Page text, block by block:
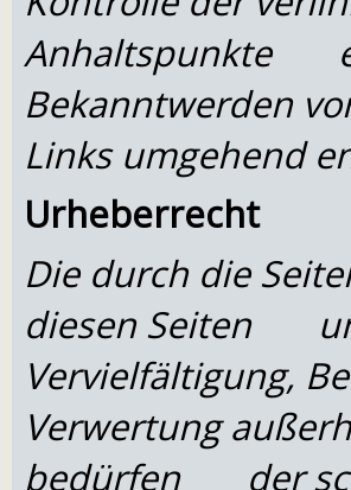
Anhaltspunkte
Bekanntwerden
Links umgehend
Urheberrecht
Die durch die
diesen Seiten
Vervielfältigung,
Verwertung
bedürfen der